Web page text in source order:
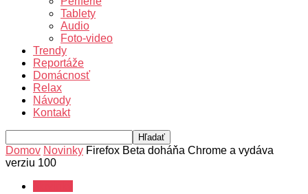
Tablety
Audio
Foto-video
Trendy
Reportáže
Domácnosť
Relax
Návody
Kontakt
Domov Novinky Firefox Beta doháňa Chrome a vydáva
verziu 100